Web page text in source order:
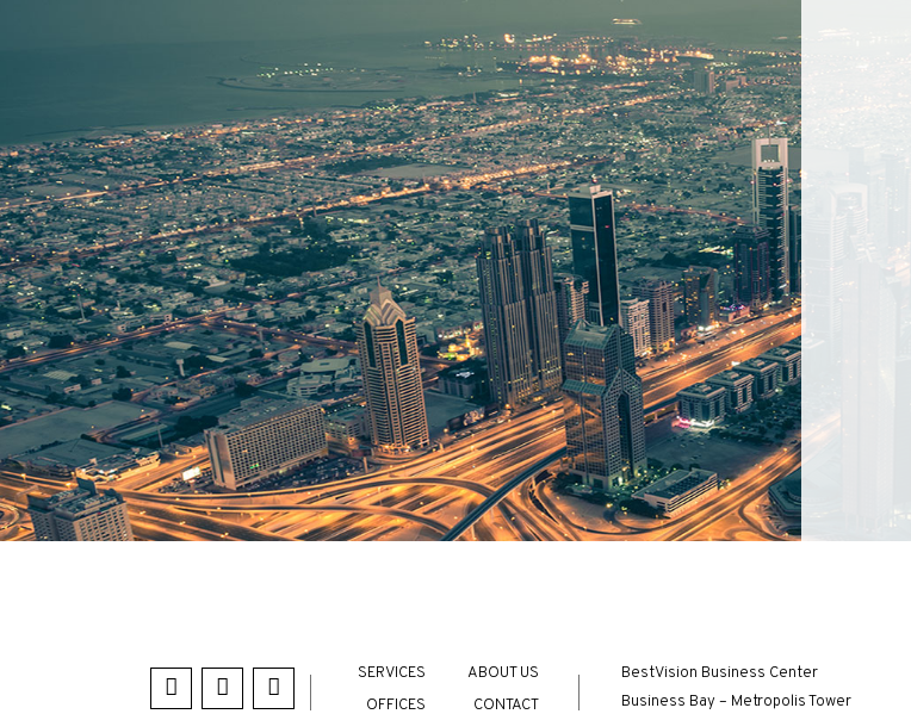
BestVision Business Center
Business Bay – Metropolis Tower
SERVICES
OFFICES
ABOUT US
CONTACT